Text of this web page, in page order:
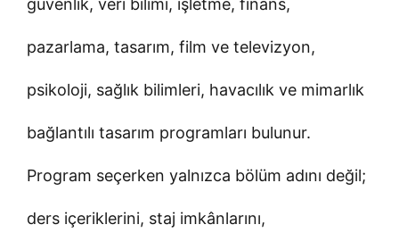
pazarlama, tasarım, film ve televizyon,
psikoloji, sağlık bilimleri, havacılık ve mimarlık
bağlantılı tasarım programları bulunur.
Program seçerken yalnızca bölüm adını değil;
ders içeriklerini, staj imkânlarını,